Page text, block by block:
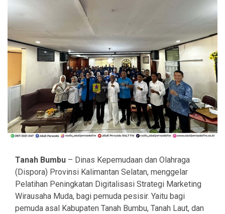
Tanah Bumbu – Dinas Kepemudaan dan Olahraga
(Dispora) Provinsi Kalimantan Selatan, menggelar
Pelatihan Peningkatan Digitalisasi Strategi Marketing
Wirausaha Muda, bagi pemuda pesisir. Yaitu bagi
pemuda asal Kabupaten Tanah Bumbu, Tanah Laut, dan